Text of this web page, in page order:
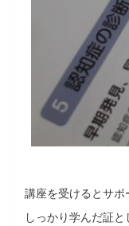
講座を受けるとサポ
しっかり学んだ証